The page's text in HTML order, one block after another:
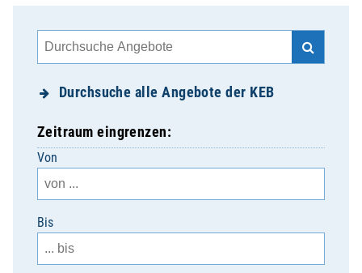
Durchsuche alle Angebote der KEB
Zeitraum eingrenzen:
Von
Bis